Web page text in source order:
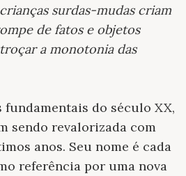
surdas-mudas criam
de fatos e objetos
a monotonia das
do século XX,
sendo revalorizada com
anos. Seu nome é cada
referência por uma nova